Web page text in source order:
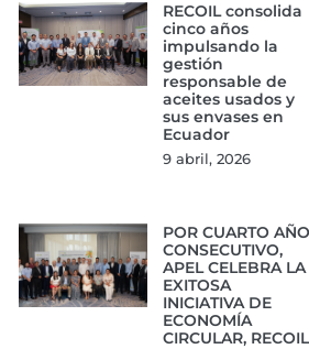
RECOIL consolida
cinco años
impulsando la
gestión
responsable de
aceites usados y
sus envases en
Ecuador
9 abril, 2026
POR CUARTO AÑO
CONSECUTIVO,
APEL CELEBRA LA
EXITOSA
INICIATIVA DE
ECONOMÍA
CIRCULAR,